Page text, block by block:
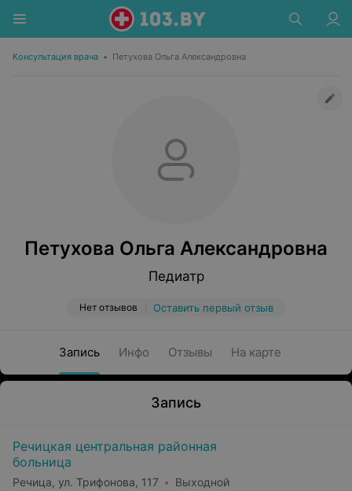
Консультация врача • Петухова Ольга Александровна
Петухова Ольга Александровна
Педиатр
Нет отзывов Оставить первый отзыв
Запись Инфо Отзывы На карте
Запись
Речицкая центральная районная
больница
Речица, ул. Трифонова, 117 Выходной